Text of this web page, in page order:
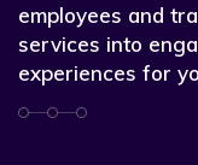
employees and
services into
experiences for